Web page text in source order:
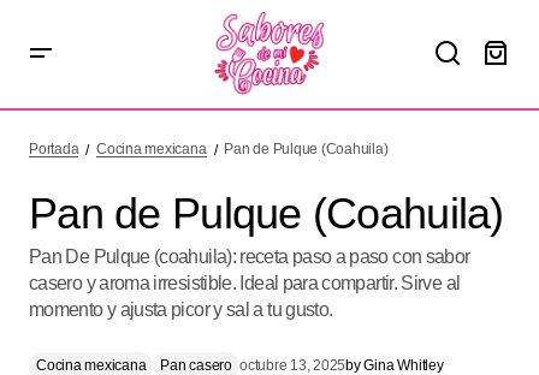
Portada Cocina mexicana Pan de Pulque (Coahuila)
Pan de Pulque (Coahuila)
Pan De Pulque (coahuila): receta paso a paso con sabor
casero y aroma irresistible. Ideal para compartir. Sirve al
momento y ajusta picor y sal a tu gusto.
Cocina mexicana Pan casero octubre 13, 2025byGina Whitley